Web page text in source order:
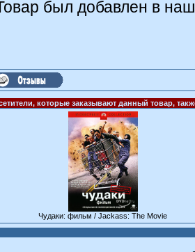
был добавлен в
которые заказывают данный товар,
Чудаки: фильм / Jackass: The Movie